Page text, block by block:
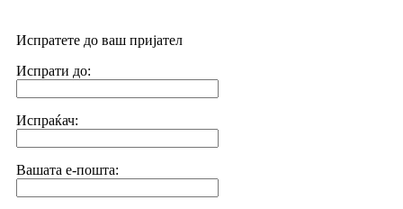
Испратете до ваш пријател
Испрати до:
Испраќач:
Вашата е-пошта: